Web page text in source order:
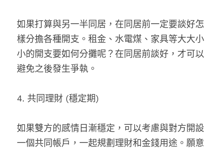
如果打算與另一半同居，在同居前一定要談好怎
樣分擔各種開支。租金、水電煤、家具等大大小
小的開支要如何分攤呢？在同居前談好，才可以
避免之後發生爭執。
4. 共同理財 (穩定期)
如果雙方的感情日漸穩定，可以考慮與對方開設
一個共同帳戶，一起規劃理財和金錢用途。願意